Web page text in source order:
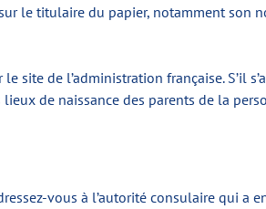
le titulaire du papier, notamment son
site de l’administration française. S’il
de naissance des parents de la
vous à l’autorité consulaire qui a